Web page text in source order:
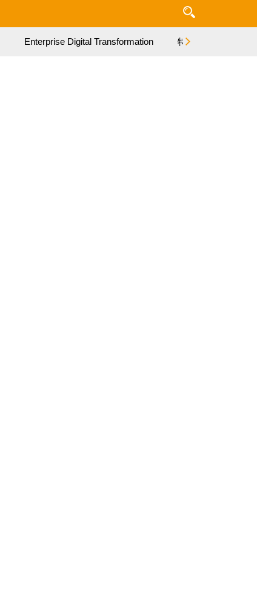
Enterprise Digital Transformation 特集